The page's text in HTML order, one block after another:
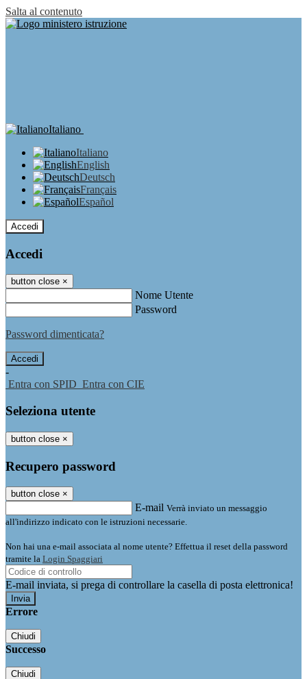
Salta al contenuto
Italiano
Italiano
English
Deutsch
Français
Español
Accedi
Accedi
button close ×
Nome Utente
Password
Password dimenticata?
-
Entra con SPID Entra con CIE
Seleziona utente
button close ×
Recupero password
button close ×
E-mail Verrà inviato un messaggio
all'indirizzo indicato con le istruzioni necessarie.
Non hai una e-mail associata al nome utente? Effettua il reset della password
tramite la Login Spaggiari
E-mail inviata, si prega di controllare la casella di posta elettronica!
Errore
Chiudi
Successo
Chiudi